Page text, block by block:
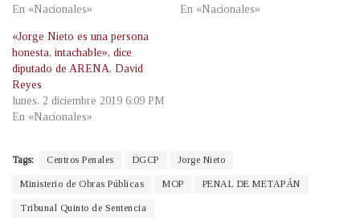
En «Nacionales»
En «Nacionales»
«Jorge Nieto es una persona
honesta, intachable», dice
diputado de ARENA, David
Reyes
lunes, 2 diciembre 2019 6:09 PM
En «Nacionales»
Tags: Centros Penales DGCP Jorge Nieto
Ministerio de Obras Públicas MOP PENAL DE METAPÁN
Tribunal Quinto de Sentencia